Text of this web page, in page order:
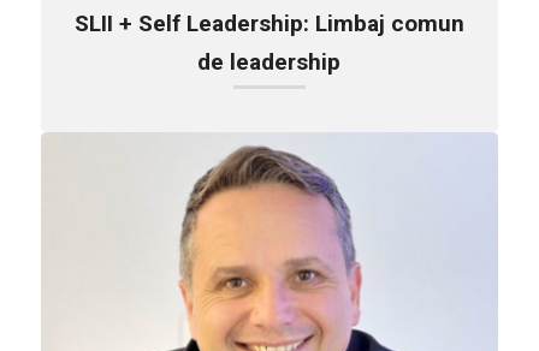
SLII + Self Leadership: Limbaj comun
de leadership